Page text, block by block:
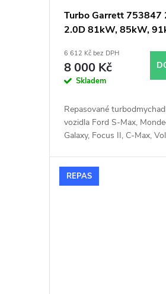
k
Turbo Garrett 753847
2.0D 81kW, 85kW,
6 612 Kč bez DPH
8 000 Kč
Skladem
Repasované
vozidla Ford S-Max,
Galaxy, Focus II, C-Max,
REPAS